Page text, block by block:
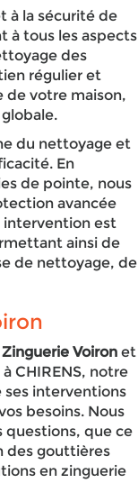
à la sécurité de
à tous les aspects
des
régulier et
de votre maison,
du nettoyage et
En
de pointe, nous
avancée
intervention est
ainsi de
de nettoyage, de
Zinguerie Voiron et
CHIRENS, notre
ses interventions
besoins. Nous
questions, que ce
des gouttières
en zinguerie